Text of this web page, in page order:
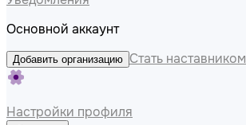
Основной аккаунт
Добавить организацию Стать наставником
Настройки профиля